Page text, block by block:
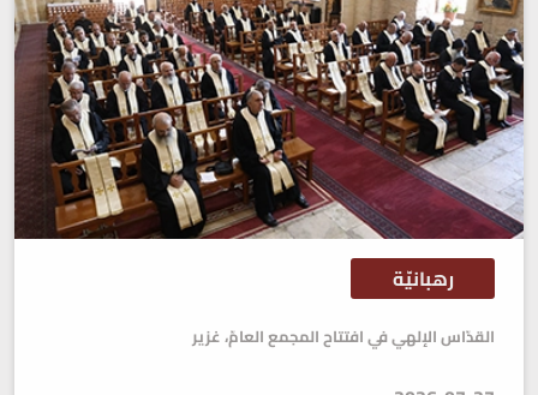
رهبانيّة
القدّاس الإلهي في افتتاح المجمع العامّ، غزير